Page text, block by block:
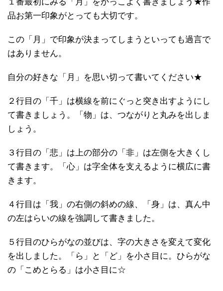
品お第一印象がとっても大切です。
この「月」で印象が決まってしまうといっても過言で
はありません。
自分の好きな「月」を思い切って書いてください★
２行目の「千」は横線を前にぐっと突き出すようにし
て書きましょう。「物」は、つながりと丸みを出しま
しょう。
３行目の「悲」は上の部分の「非」は左側を大きくし
て書きます。「心」は字全体を支えるように横広に書
きます。
４行目は「我」の右側の斜めの線、「身」は、真ん中
の左はらいの線を強調して書きました。
５行目のひらがなの並びは、字の大きさを変えて変化
を出しました。「ら」と「ど」を小さ目に。ひらがな
の「こめとらる」は小さ目に☆